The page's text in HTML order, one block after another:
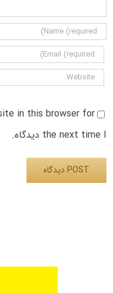
in this browser for
the next time I دیدگاه.